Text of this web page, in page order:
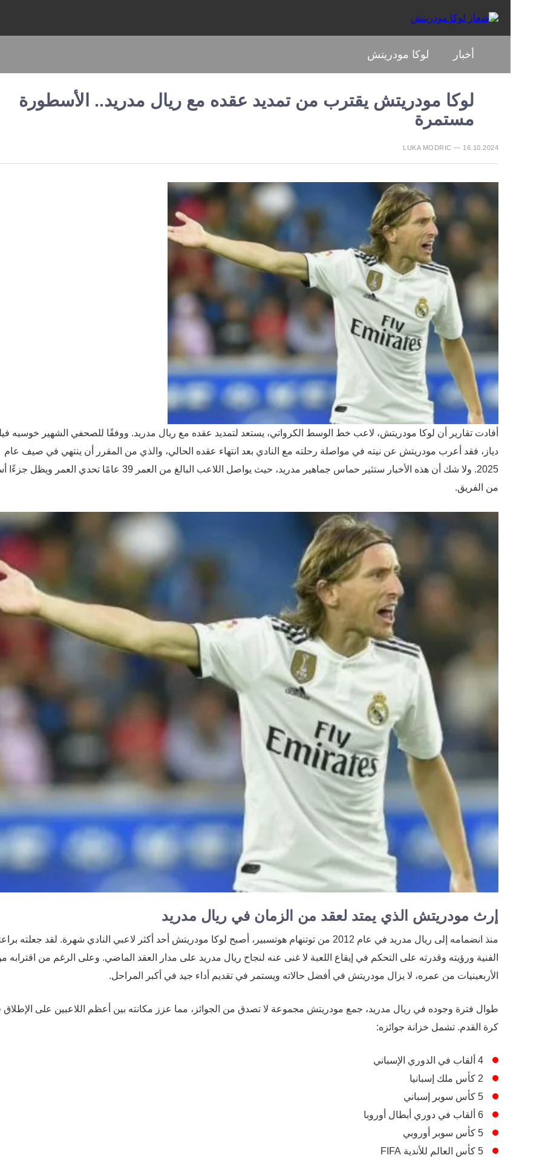
أخبار لوكا مودريتش
لوكا مودريتش يقترب من تمديد عقده مع ريال مدريد.. الأسطورة
مستمرة
LUKA MODRIC — 16.10.2024
أفادت تقارير أن لوكا مودريتش، لاعب خط الوسط الكرواتي، يستعد لتمديد عقده مع ريال مدريد. ووفقًا للصحفي الشهير خوسيه
دياز، فقد أعرب مودريتش عن نيته في مواصلة رحلته مع النادي بعد انتهاء عقده الحالي، والذي من المقرر أن ينتهي في صيف عام
2025. ولا شك أن هذه الأخبار ستثير حماس جماهير مدريد، حيث يواصل اللاعب البالغ من العمر 39 عامًا تحدي
من الفريق.
إرث مودريتش الذي يمتد لعقد من الزمان في ريال مدريد
منذ انضمامه إلى ريال مدريد في عام 2012 من توتنهام هوتسبير، أصبح لوكا مودريتش أحد أكثر لاعبي النادي شهرة. لقد جعلته
الفنية ورؤيته وقدرته على التحكم في إيقاع اللعبة لا غنى عنه لنجاح ريال مدريد على مدار العقد الماضي. وعلى الرغم من اقترابه
الأربعينيات من عمره، لا يزال مودريتش في أفضل حالاته ويستمر في تقديم أداء جيد في أكبر المراحل.
طوال فترة وجوده في ريال مدريد، جمع مودريتش مجموعة لا تصدق من الجوائز، مما عزز مكانته بين أعظم اللاعبين على
كرة القدم. تشمل خزانة جوائزه:
4 ألقاب في الدوري الإسباني
2 كأس ملك إسبانيا
5 كأس سوبر إسباني
6 ألقاب في دوري أبطال أوروبا
5 كأس سوبر أوروبي
5 كأس العالم للأندية FIFA